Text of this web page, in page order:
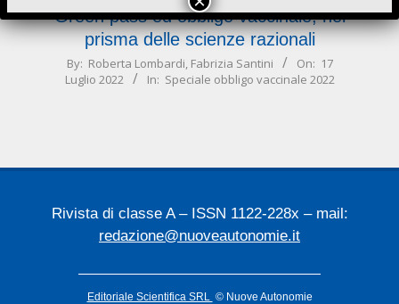
Green pass ed obbligo vaccinale, nel
prisma delle scienze razionali
2022-
07-
By: Roberta Lombardi, Fabrizia Santini On: 17
Luglio 2022
In: Speciale obbligo vaccinale 2022
Rivista di classe A – ISSN 1122-228x – mail:
redazione@nuoveautonomie.it
Editoriale Scientifica SRL © Nuove Autonomie